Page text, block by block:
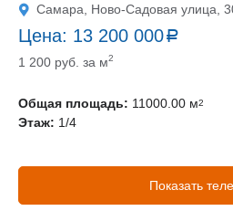
Самара, Ново-Садовая улица,
Цена: 13 200 000 a
руб.
1 200 руб. за м2
Общая площадь: 11000.00 м2
Этаж: 1/4
Показать